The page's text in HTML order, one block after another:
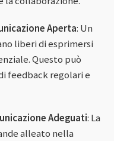
Aperta: Un
liberi di esprimersi
Questo può
feedback regolari e
Adeguati: La
alleato nella